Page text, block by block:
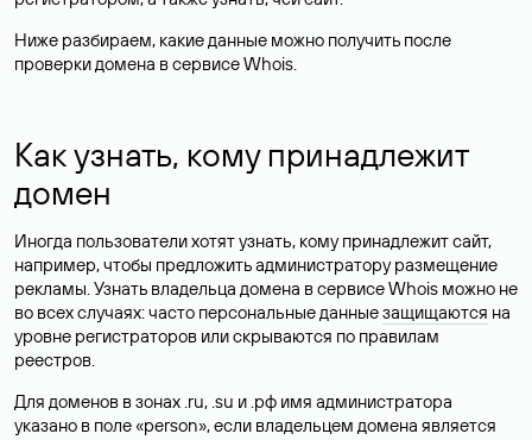
Ниже разбираем, какие данные можно получить после
проверки домена в сервисе Whois.
Как узнать, кому принадлежит
домен
Иногда пользователи хотят узнать, кому принадлежит сайт,
например, чтобы предложить администратору размещение
рекламы. Узнать владельца домена в сервисе Whois можно не
во всех случаях: часто персональные данныезащищаются на
уровне регистраторов или скрываются по правилам
реестров.
Для доменов в зонах .ru, .su и .рф имя администратора
указано в поле «person», если владельцем домена является